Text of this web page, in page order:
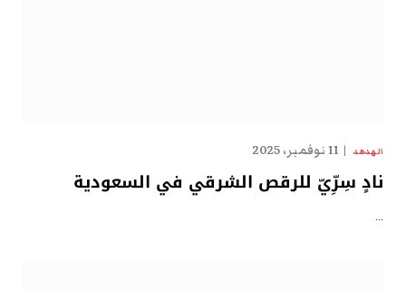
الهدهد 11 نوفمبر، 2025
نادٍ سِرِّيّ للرقص الشرقي في السعودية
…